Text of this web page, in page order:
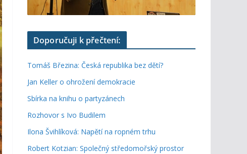
Doporučuji k přečtení:
Tomáš Březina: Česká republika bez dětí?
Jan Keller o ohrožení demokracie
Sbírka na knihu o partyzánech
Rozhovor s Ivo Budilem
Ilona Švihlíková: Napětí na ropném trhu
Robert Kotzian: Společný středomořský prostor